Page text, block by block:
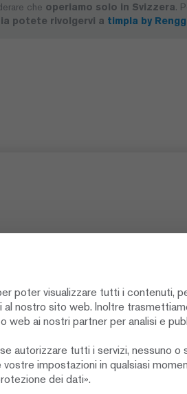
che operiamo solo in Svizzera.
potete rivolgervi a timpla by
Social Media
poter visualizzare tutti i contenuti,
al nostro sito web. Inoltre
web ai nostri partner per analisi e
autorizzare tutti i servizi, nessuno o
impostazioni in qualsiasi
dei dati».